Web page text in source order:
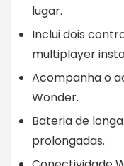
lugar.
Inclui dois
multiplayer
Acompanha o
Wonder.
Bateria de
prolongadas.